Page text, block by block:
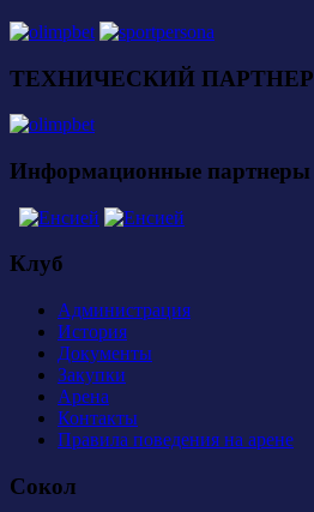
ТЕХНИЧЕСКИЙ ПАРТНЕР
Информационные партнеры
Клуб
Администрация
История
Документы
Закупки
Арена
Контакты
Правила поведения на арене
Сокол